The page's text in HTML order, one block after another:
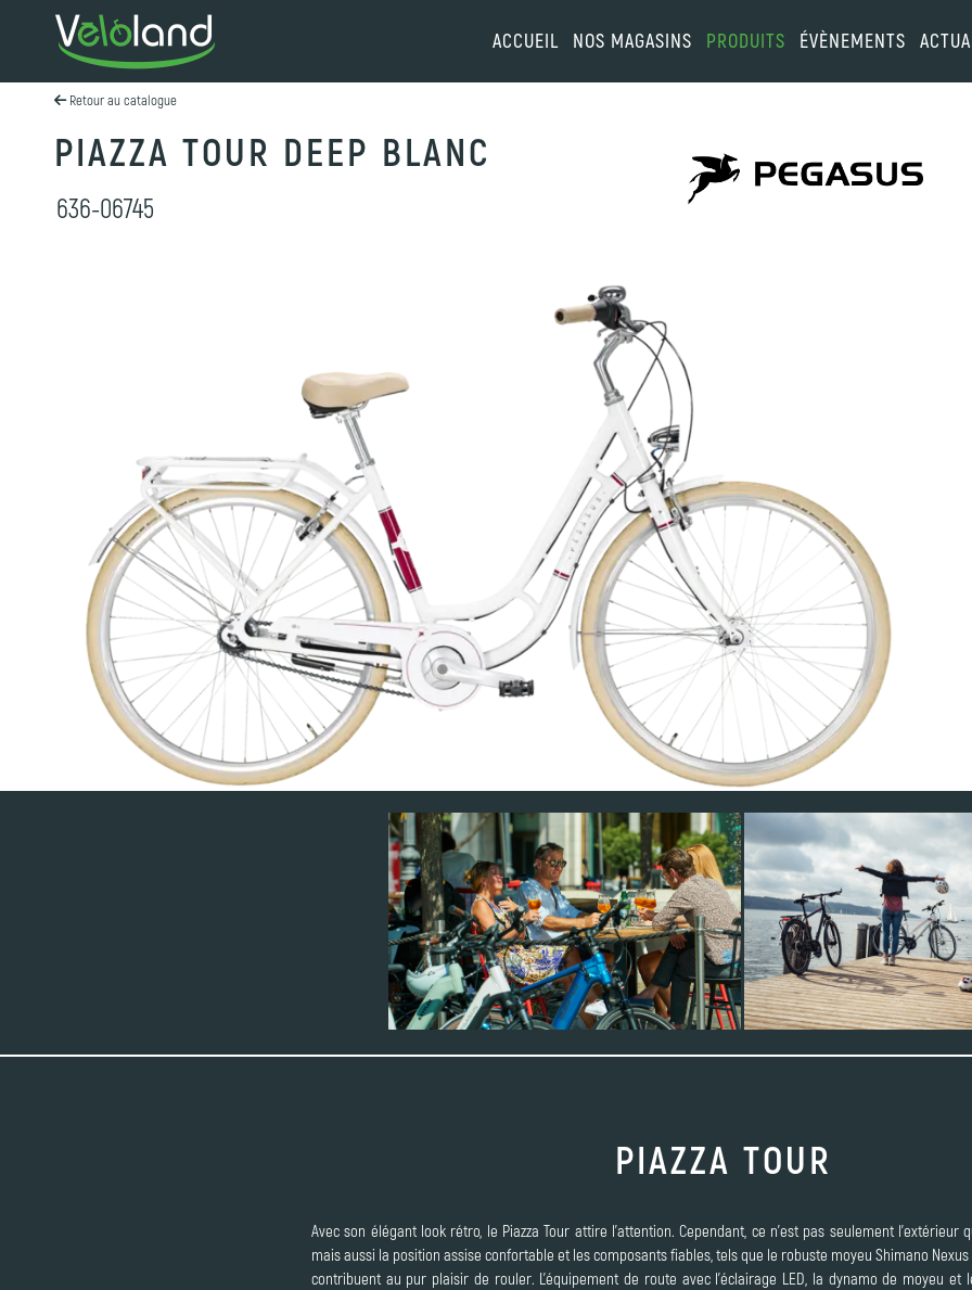
ACCUEIL NOS MAGASINS PRODUITS ÉVÈNEMENTS
Retour au catalogue
PIAZZA TOUR DEEP BLANC
636-06745
PIAZZA TOUR
Avec son élégant look rétro, le Piazza Tour attire l'attention. Cependant, ce n'est pas seulement l'extérieur
mais aussi la position assise confortable et les composants fiables, tels que le robuste moyeu Shimano
contribuent au pur plaisir de rouler. L'équipement de route avec l'éclairage LED, la dynamo de moyeu et